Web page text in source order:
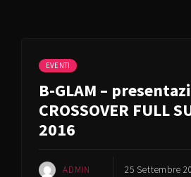
EVENTI
B-GLAM –
CROSSOVER FULL
2016
ADMIN 25 Settembre